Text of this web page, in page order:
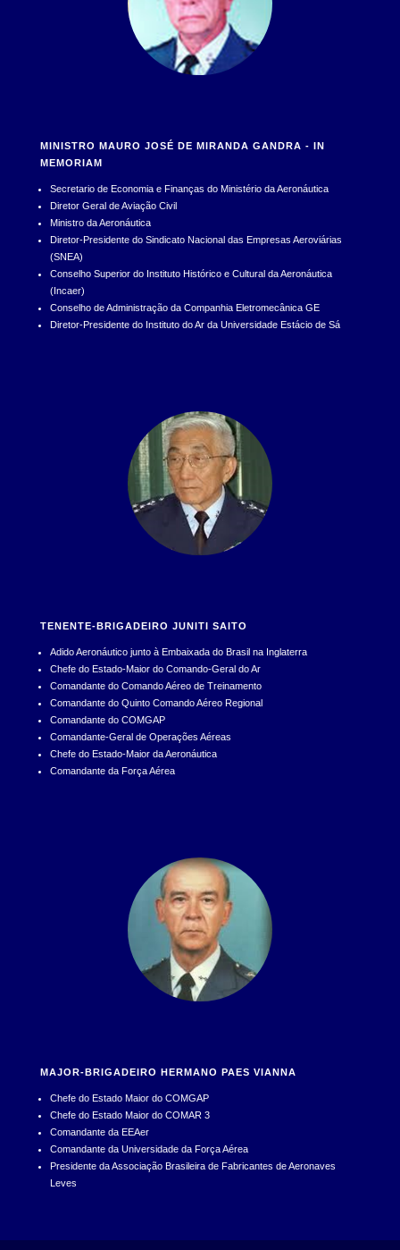
MINISTRO MAURO JOSÉ DE MIRANDA GANDRA - IN
MEMORIAM
Secretario de Economia e Finanças do Ministério da Aeronáutica
Diretor Geral de Aviação Civil
Ministro da Aeronáutica
Diretor-Presidente do Sindicato Nacional das Empresas Aeroviárias
(SNEA)
Conselho Superior do Instituto Histórico e Cultural da Aeronáutica
(Incaer)
Conselho de Administração da Companhia Eletromecânica GE
Diretor-Presidente do Instituto do Ar da Universidade Estácio de Sá
TENENTE-BRIGADEIRO JUNITI SAITO
Adido Aeronáutico junto à Embaixada do Brasil na Inglaterra
Chefe do Estado-Maior do Comando-Geral do Ar
Comandante do Comando Aéreo de Treinamento
Comandante do Quinto Comando Aéreo Regional
Comandante do COMGAP
Comandante-Geral de Operações Aéreas
Chefe do Estado-Maior da Aeronáutica
Comandante da Força Aérea
MAJOR-BRIGADEIRO HERMANO PAES VIANNA
Chefe do Estado Maior do COMGAP
Chefe do Estado Maior do COMAR 3
Comandante da EEAer
Comandante da Universidade da Força Aérea
Presidente da Associação Brasileira de Fabricantes de Aeronaves
Leves